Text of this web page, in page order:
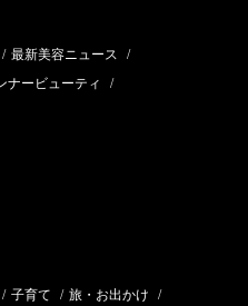
/ 最新美容ニュース /
ナービューティ /
/ 子育て / 旅・お出かけ /